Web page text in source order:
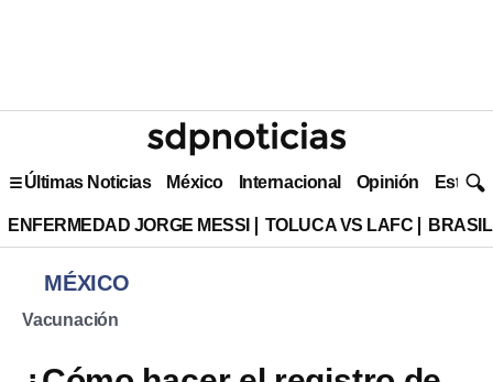
Últimas Noticias México Internacional Opinión Estilo
ENFERMEDAD JORGE MESSI TOLUCA VS LAFC
MÉXICO
Vacunación